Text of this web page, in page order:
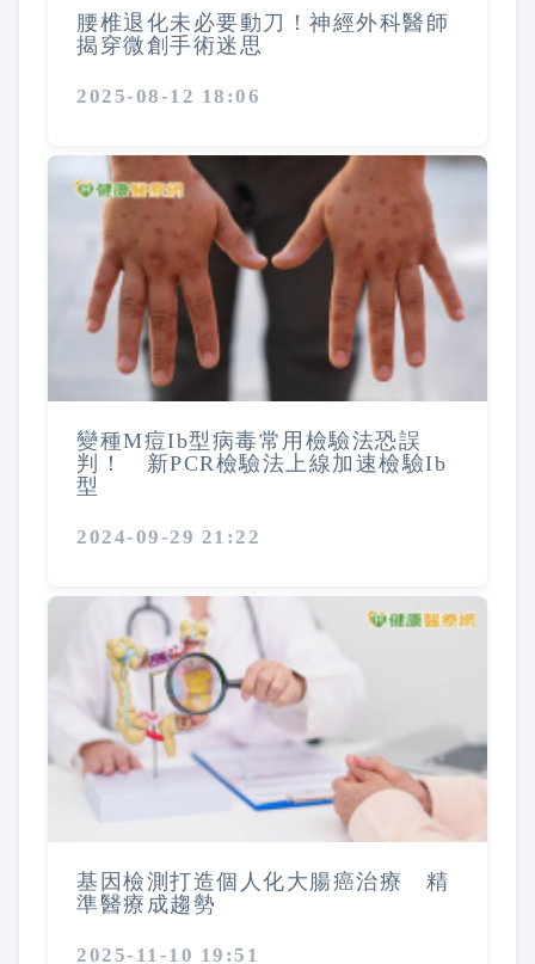
腰椎退化未必要動刀！神經外科醫師
揭穿微創手術迷思
2025-08-12 18:06
變種M痘Ib型病毒常用檢驗法恐誤
判！ 新PCR檢驗法上線加速檢驗Ib
型
2024-09-29 21:22
基因檢測打造個人化大腸癌治療 精
準醫療成趨勢
2025-11-10 19:51